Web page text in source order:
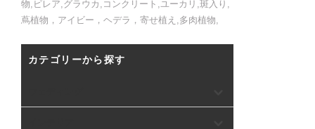
物,ピレア,グラウカ,コンクリート,ユーカリ,斑入り,
蔦植物，アイビー，ヘデラ，寄せ植え,多肉植物,
カテゴリーから探す